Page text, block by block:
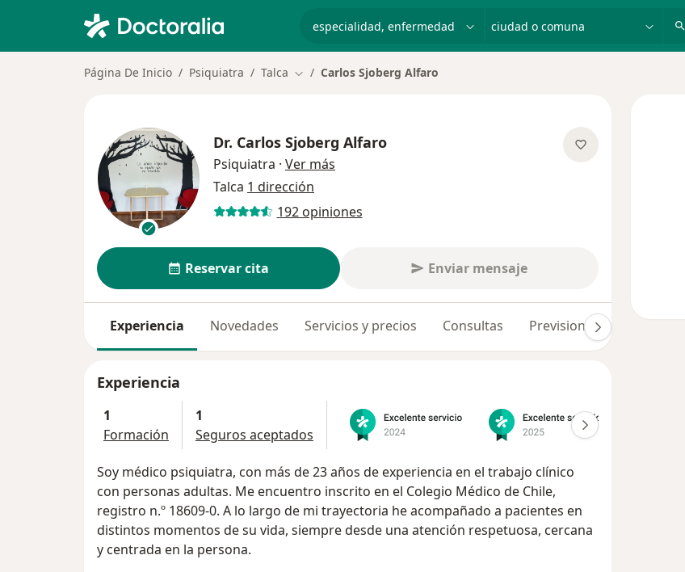
Página De Inicio Psiquiatra Talca Cambiar de ciudad
Carlos Sjoberg Alfaro
Dr. Carlos Sjoberg Alfaro
Psiquiatra · Ver más
Talca 1 dirección
192 opiniones
Reservar cita Enviar mensaje
Experiencia Novedades Servicios y precios Consultas Previsiones
Experiencia
1
Formación
1
Seguros aceptados
Soy médico psiquiatra, con más de 23 años de experiencia en el trabajo clínico
con personas adultas. Me encuentro inscrito en el Colegio Médico de Chile,
registro n.º 18609-0. A lo largo de mi trayectoria he acompañado a pacientes en
distintos momentos de su vida, siempre desde una atención respetuosa, cercana
y centrada en la persona.